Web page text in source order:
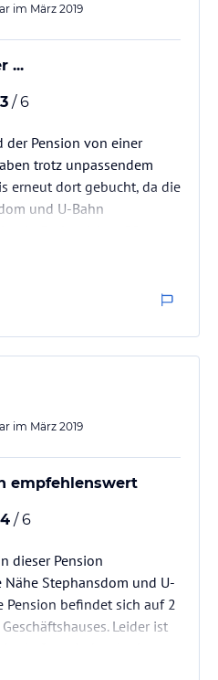
im März 2019
...
3 / 6
der Pension von einer
trotz unpassendem
erneut dort gebucht, da die
und U-Bahn
und ist
Der Teppichboden ist
haben abgeschlagene
Pension ist derzeit eine
Alles in…
im März 2019
empfehlenswert
4 / 6
dieser Pension
Stephansdom und U-
Pension befindet sich auf 2
Leider ist
Renovierung: Der